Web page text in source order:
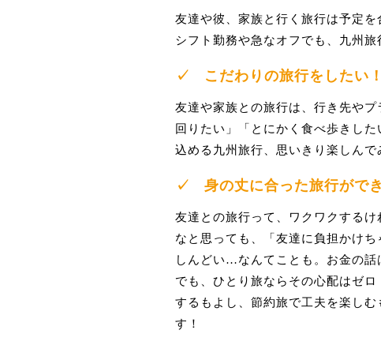
友達や彼、家族と行く旅行は予定
シフト勤務や急なオフでも、九州旅
✓ こだわりの旅行をしたい！
友達や家族との旅行は、行き先や
回りたい」「とにかく食べ歩きし
込める九州旅行、思いきり楽しんで
✓ 身の丈に合った旅行がで
友達との旅行って、ワクワクする
なと思っても、「友達に負担かけ
しんどい…なんてことも。お金の話
でも、ひとり旅ならその心配はゼ
するもよし、節約旅で工夫を楽し
す！